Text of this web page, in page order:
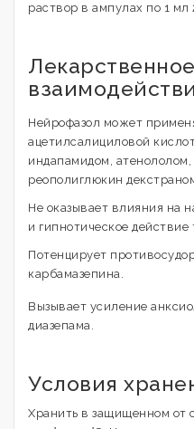
раствор в ампулах по 1
Лекарственное
Нейрофазол может
ацетилсалициловой
индапамидом,
реополиглюкин
Не оказывает влияния на
и гипнотическое действие
Потенцирует
карбамазепина.
Вызывает усиление
диазепама.
Условия
Хранить в защищенном от